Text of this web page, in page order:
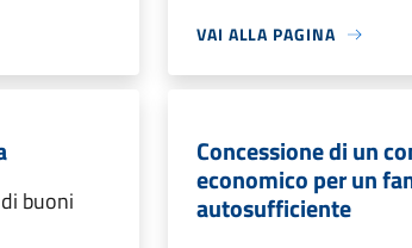
VAI ALLA PAGINA
buoni
Concessione di un
economico per un
autosufficiente